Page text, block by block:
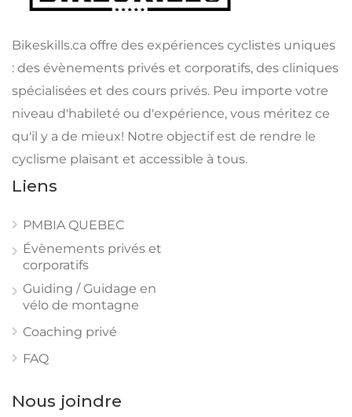
Bikeskills.ca offre des expériences cyclistes uniques
: des évènements privés et corporatifs, des cliniques
spécialisées et des cours privés. Peu importe votre
niveau d'habileté ou d'expérience, vous méritez ce
qu'il y a de mieux! Notre objectif est de rendre le
cyclisme plaisant et accessible à tous.
Liens
PMBIA QUEBEC
Évènements privés et
corporatifs
Guiding / Guidage en
vélo de montagne
Coaching privé
FAQ
Nous joindre